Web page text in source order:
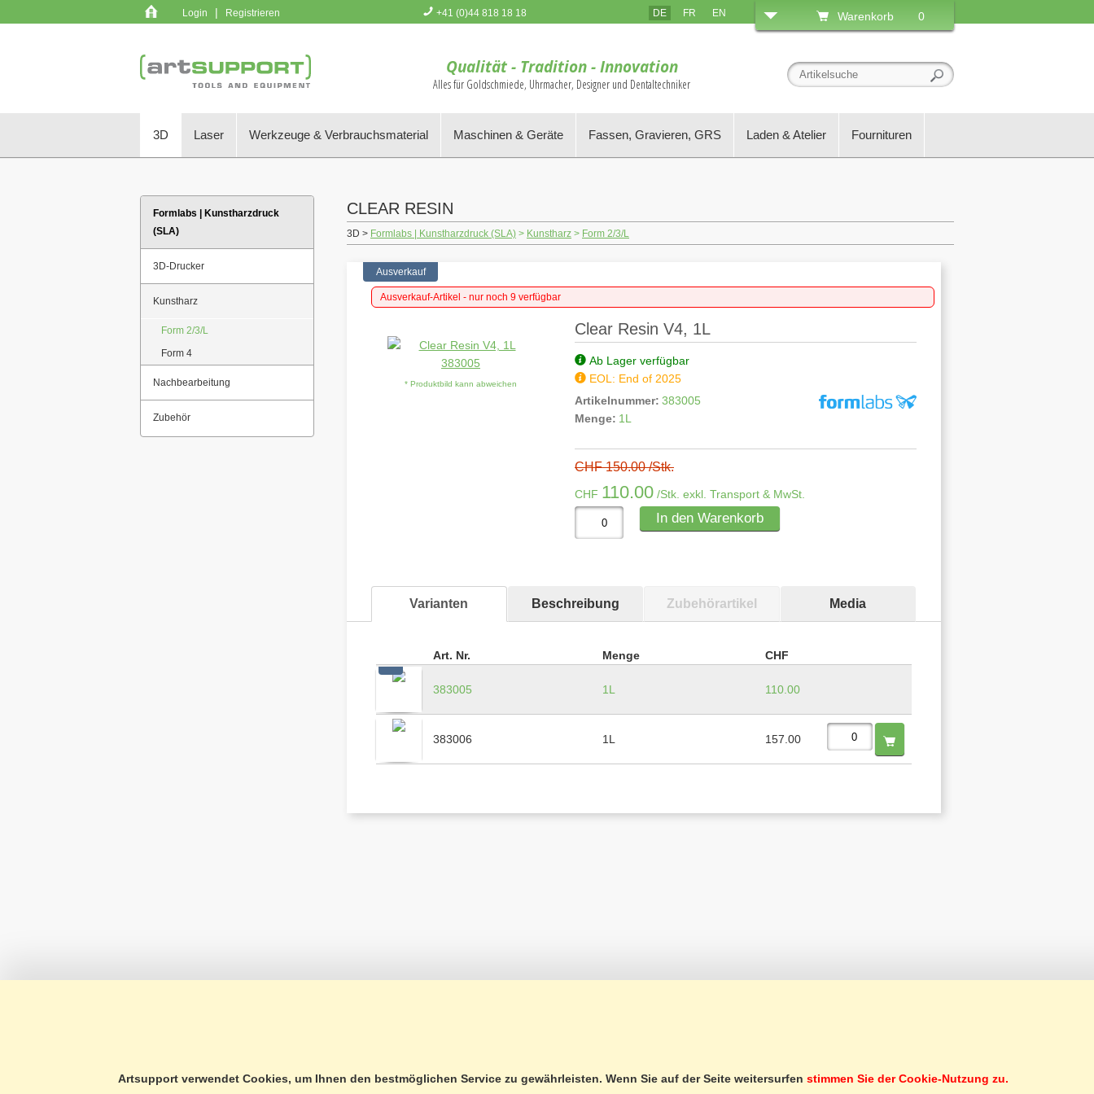
Warenkorb 0
Login | Registrieren DE FR EN
+41 (0)44 818 18 18
Qualität - Tradition - Innovation
Alles für Goldschmiede, Uhrmacher, Designer und Dentaltechniker
3D Laser Werkzeuge & Verbrauchsmaterial Maschinen & Geräte Fassen, Gravieren, GRS Laden & Atelier Fournituren
Formlabs | Kunstharzdruck
(SLA)
3D-Drucker
Kunstharz
Form 2/3/L
Form 4
Nachbearbeitung
Zubehör
CLEAR RESIN
3D > Formlabs | Kunstharzdruck (SLA) > Kunstharz > Form 2/3/L
Ausverkauf-Artikel - nur noch 9 verfügbar
Ausverkauf
* Produktbild kann abweichen
Clear Resin V4, 1L
Ab Lager verfügbar
EOL: End of 2025
Artikelnummer: 383005
Menge: 1L
CHF 150.00 /Stk.
CHF 110.00 /Stk. exkl. Transport & MwSt.
In den Warenkorb
Varianten Beschreibung Zubehörartikel Media
Art. Nr. Menge CHF
383005 1L 110.00
383006 1L 157.00
Artsupport verwendet Cookies, um Ihnen den bestmöglichen Service zu gewährleisten. Wenn Sie auf der Seite weitersurfen stimmen Sie der Cookie-Nutzung zu.